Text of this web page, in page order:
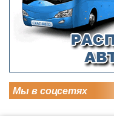
Мы в соцсетях